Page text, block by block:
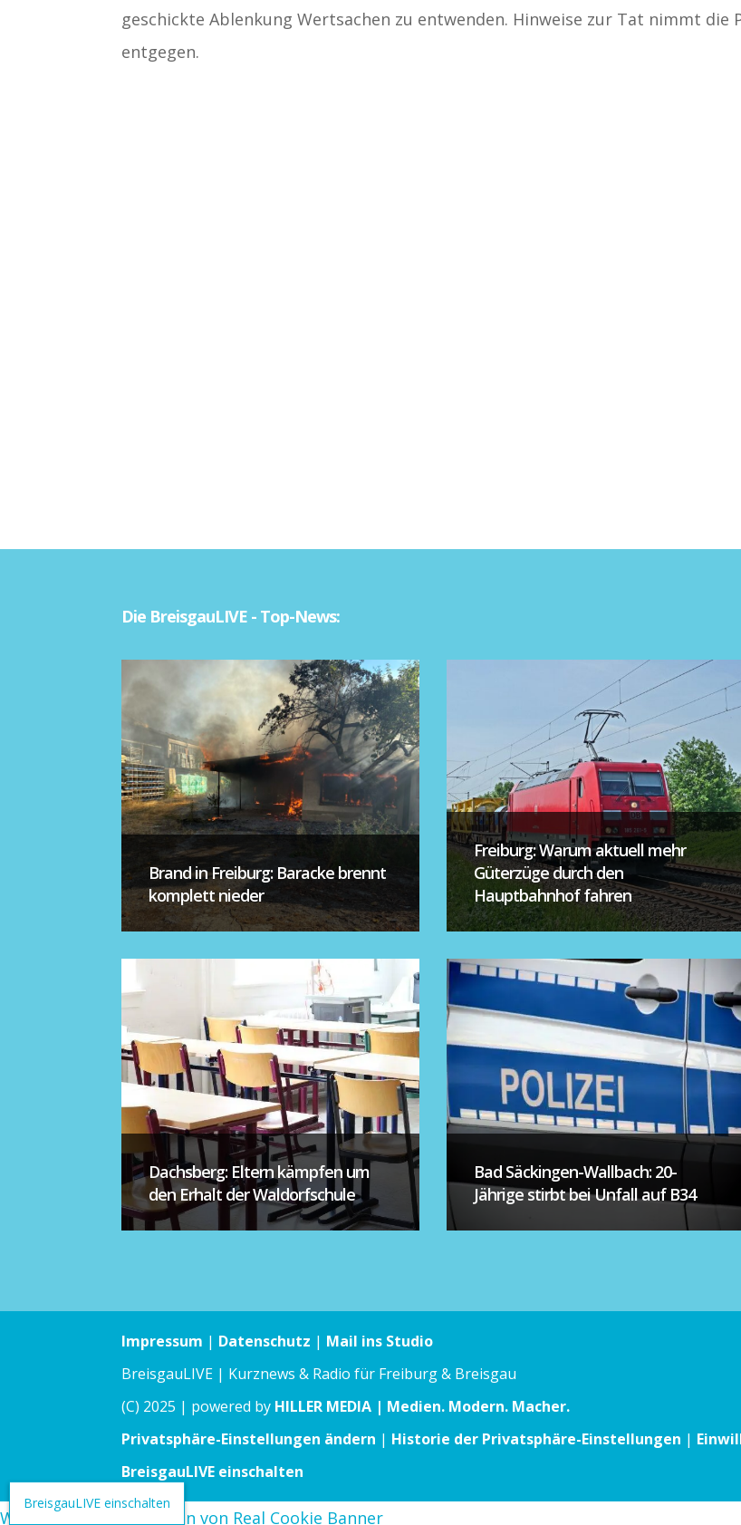
geschickte Ablenkung Wertsachen zu entwenden. Hinweise zur Tat nimmt die
entgegen.
Die BreisgauLIVE - Top-News:
Brand in Freiburg: Baracke brennt
komplett nieder
Freiburg: Warum aktuell mehr
Güterzüge durch den
Hauptbahnhof fahren
Dachsberg: Eltern kämpfen um
den Erhalt der Waldorfschule
Bad Säckingen-Wallbach: 20-
Jährige stirbt bei Unfall auf B34
Impressum | Datenschutz | Mail ins Studio
BreisgauLIVE | Kurznews & Radio für Freiburg & Breisgau
(C) 2025 | powered by HILLER MEDIA | Medien. Modern. Macher.
Privatsphäre-Einstellungen ändern | Historie der Privatsphäre-Einstellungen |
BreisgauLIVE einschalten
BreisgauLIVE einschalten
WordPress Cookie Plugin von Real Cookie Banner